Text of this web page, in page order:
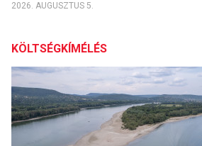
2026. AUGUSZTUS 5.
KÖLTSÉGKÍMÉLÉS